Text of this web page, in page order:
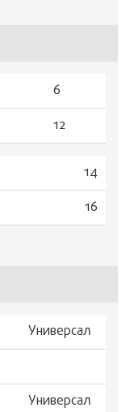
6
12
14
16
Универсал
Универсал